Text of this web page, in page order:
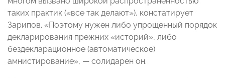
таких практик («все так делают»), констатирует
Зарипов. «Поэтому нужен либо упрощенный порядок
декларирования прежних «историй», либо
бездекларационное (автоматическое)
амнистирование», — солидарен он.